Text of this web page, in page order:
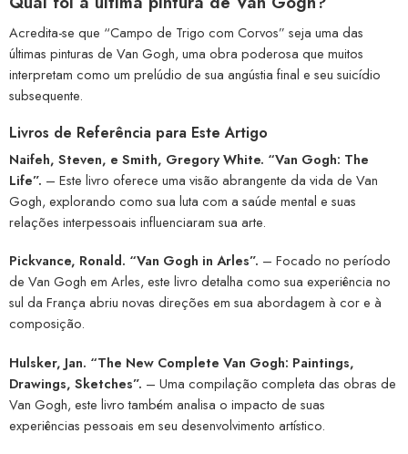
Acredita-se que “Campo de Trigo com Corvos” seja uma das
últimas pinturas de Van Gogh, uma obra poderosa que muitos
interpretam como um prelúdio de sua angústia final e seu suicídio
subsequente.
Livros de Referência para Este Artigo
Naifeh, Steven, e Smith, Gregory White. “Van Gogh: The
Life”. – Este livro oferece uma visão abrangente da vida de Van
Gogh, explorando como sua luta com a saúde mental e suas
relações interpessoais influenciaram sua arte.
Pickvance, Ronald. “Van Gogh in Arles”. – Focado no período
de Van Gogh em Arles, este livro detalha como sua experiência no
sul da França abriu novas direções em sua abordagem à cor e à
composição.
Hulsker, Jan. “The New Complete Van Gogh: Paintings,
Drawings, Sketches”. – Uma compilação completa das obras de
Van Gogh, este livro também analisa o impacto de suas
experiências pessoais em seu desenvolvimento artístico.